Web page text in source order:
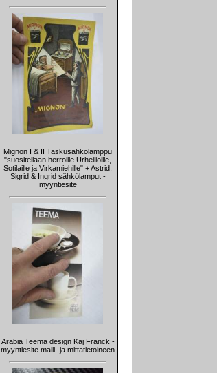
Mignon I & II Taskusähkölamppu
"suositellaan herroille Urheilioille,
Sotilaille ja Virkamiehille" + Astrid,
Sigrid & Ingrid sähkölamput -
myyntiesite
Arabia Teema design Kaj Franck -
myyntiesite malli- ja mittatietoineen